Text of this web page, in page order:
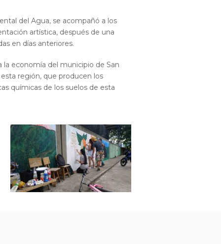
del Agua, se acompañó a los
artística, después de una
en días anteriores.
economía del municipio de San
región, que producen los
químicas de los suelos de esta